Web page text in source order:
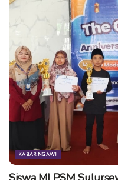
Lebih lanjut pihaknya
masyarakat
terkait
Memoriam Didi Kempot
pekan lalu tidak akan
“Kita bersama-sama
wilayah kabupaten Ngawi
melaksanakan protokoler
berharap semua akan
tegasnya.
Dalam sesi dialog
KABAR NGAWI